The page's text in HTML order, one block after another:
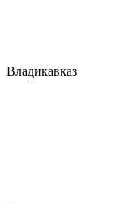
Владикавказ